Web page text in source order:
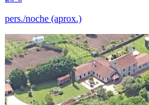
pers./noche (aprox.)